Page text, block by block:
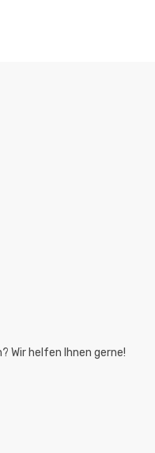
Wir helfen Ihnen gerne!